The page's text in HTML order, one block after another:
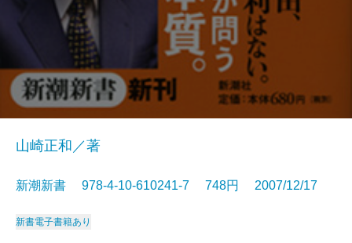
山崎正和／著
新潮新書 978-4-10-610241-7 748円 2007/12/17
新書電子書籍あり